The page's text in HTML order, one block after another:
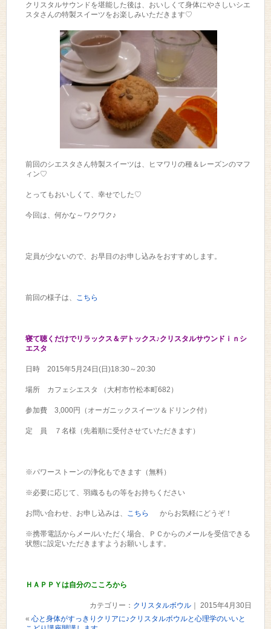
クリスタルサウンドを堪能した後は、おいしくて身体にやさしいシエ
スタさんの特製スイーツをお楽しみいただきます♡
前回のシエスタさん特製スイーツは、ヒマワリの種＆レーズンのマフ
ィン♡
とってもおいしくて、幸せでした♡
今回は、何かな～ワクワク♪
定員が少ないので、お早目のお申し込みをおすすめします。
前回の様子は、 こちら
寝て聴くだけでリラックス＆デトックス♪クリスタルサウンドｉｎシ
エスタ
日時 2015年5月24日(日)18:30～20:30
場所 カフェシエスタ （大村市竹松本町682）
参加費 3,000円（オーガニックスイーツ＆ドリンク付）
定 員 ７名様（先着順に受付させていただきます）
※パワーストーンの浄化もできます（無料）
※必要に応じて、羽織るもの等をお持ちください
お問い合わせ、お申し込みは、 こちら からお気軽にどうぞ！
※携帯電話からメールいただく場合、ＰＣからのメールを受信できる
状態に設定いただきますようお願いします。
ＨＡＰＰＹは自分のこころから
カテゴリー： クリスタルボウル｜ 2015年4月30日
«心と身体がすっきりクリアに♪クリスタルボウルと心理学のいいと